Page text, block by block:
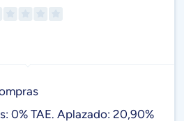
0% TAE. Aplazado: 20,90%